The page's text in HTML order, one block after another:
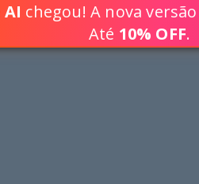
AI chegou! A nova
Até 10% OFF.